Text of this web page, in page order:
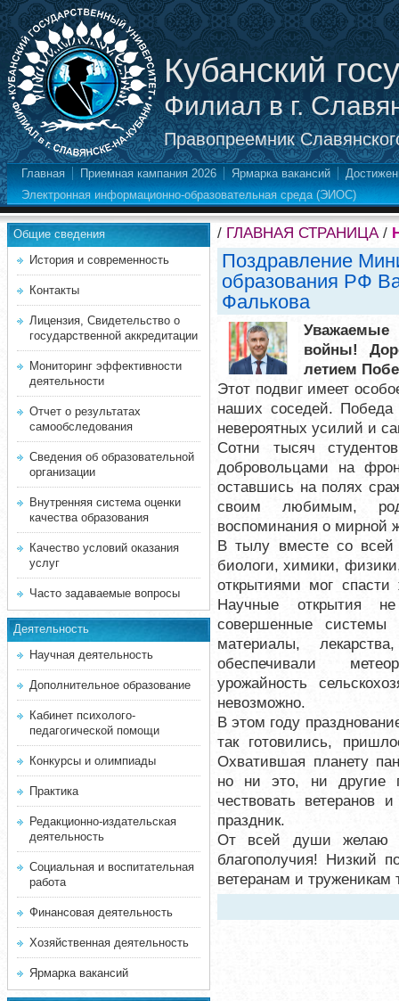
Кубанский
Филиал в г.
Правопреемник
Главная Приемная кампания 2026 Ярмарка вакансий
Электронная информационно-образовательная среда (ЭИОС)
Общие сведения
История и современность
Контакты
Лицензия, Свидетельство о
государственной аккредитации
Мониторинг эффективности
деятельности
Отчет о результатах
самообследования
Сведения об образовательной
организации
Внутренняя система оценки
качества образования
Качество условий оказания
услуг
Часто задаваемые вопросы
Деятельность
Научная деятельность
Дополнительное образование
Кабинет психолого-
педагогической помощи
Конкурсы и олимпиады
Практика
Редакционно-издательская
деятельность
Социальная и воспитательная
работа
Финансовая деятельность
Хозяйственная деятельность
Ярмарка вакансий
/ ГЛАВНАЯ СТРАНИЦА/
Поздравление
образования РФ
Фалькова
войны!
летием
Этот подвиг имеет
наших соседей.
невероятных усилий и
Сотни тысяч
добровольцами на
оставшись на полях
своим любимым,
воспоминания о мирной
В тылу вместе со всей
биологи, химики,
открытиями мог
Научные открытия
совершенные системы
материалы,
обеспечивали
урожайность
невозможно.
В этом году
так готовились,
Охватившая планету
но ни это, ни другие
чествовать ветеранов
праздник.
От всей души желаю
благополучия! Низкий
ветеранам и